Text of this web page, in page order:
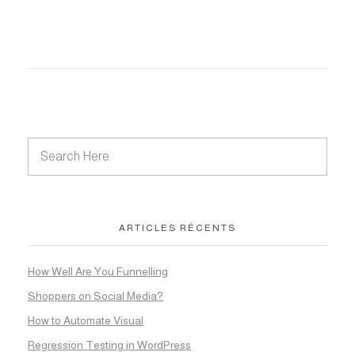
ARTICLES RÉCENTS
How Well Are You Funnelling
Shoppers on Social Media?
How to Automate Visual
Regression Testing in WordPress